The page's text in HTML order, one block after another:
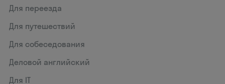
Для переезда
Для путешествий
Для собеседования
Деловой английский
Для IT